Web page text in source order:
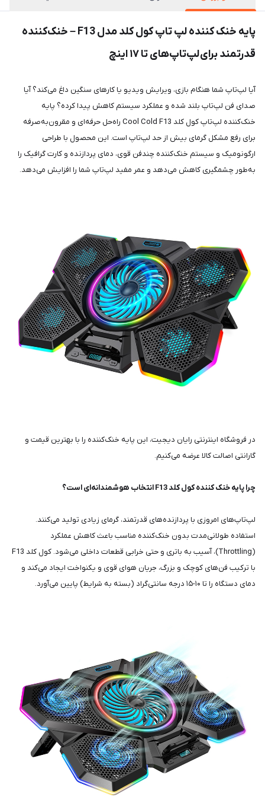
پایه خنک کننده لپ تاپ کول کلد مدل F13 – خنک‌کننده
قدرتمند برایلپ‌تاپ‌های تا ۱۷ اینچ
آیا لپ‌تاپ شما هنگام بازی، ویرایش ویدیو یا کارهای سنگین داغ می‌کند؟ آیا
صدای فن لپ‌تاپ بلند شده و عملکرد سیستم کاهش پیدا کرده؟ پایه
خنک‌کننده لپ‌تاپ کول کلد Cool Cold F13 راه‌حل حرفه‌ای و مقرون‌به‌صرفه
برای رفع مشکل گرمای بیش از حد لپ‌تاپ است. این محصول با طراحی
ارگونومیک و سیستم خنک‌کننده چندفن قوی، دمای پردازنده و کارت گرافیک را
به‌طور چشمگیری کاهش می‌دهد و عمر مفید لپ‌تاپ شما را افزایش می‌دهد.
در فروشگاه اینترنتی رایان دیجیت، این پایه خنک‌کننده را با بهترین قیمت و
گارانتی اصالت کالا عرضه می‌کنیم.
چرا پایه خنک کننده کول کلد F13 انتخاب هوشمندانه‌ای است؟
لپ‌تاپ‌های امروزی با پردازنده‌های قدرتمند، گرمای زیادی تولید می‌کنند.
استفاده طولانی‌مدت بدون خنک‌کننده مناسب باعث کاهش عملکرد
(Throttling)، آسیب به باتری و حتی خرابی قطعات داخلی می‌شود. کول کلد F13
با ترکیب فن‌های کوچک و بزرگ، جریان هوای قوی و یکنواخت ایجاد می‌کند و
دمای دستگاه را تا ۱۰-۱۵ درجه سانتی‌گراد (بسته به شرایط) پایین می‌آورد.